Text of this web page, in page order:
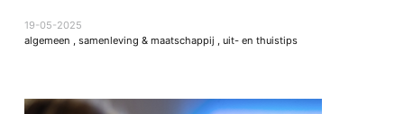
19-05-2025
algemeen , samenleving & maatschappij , uit- en thuistips